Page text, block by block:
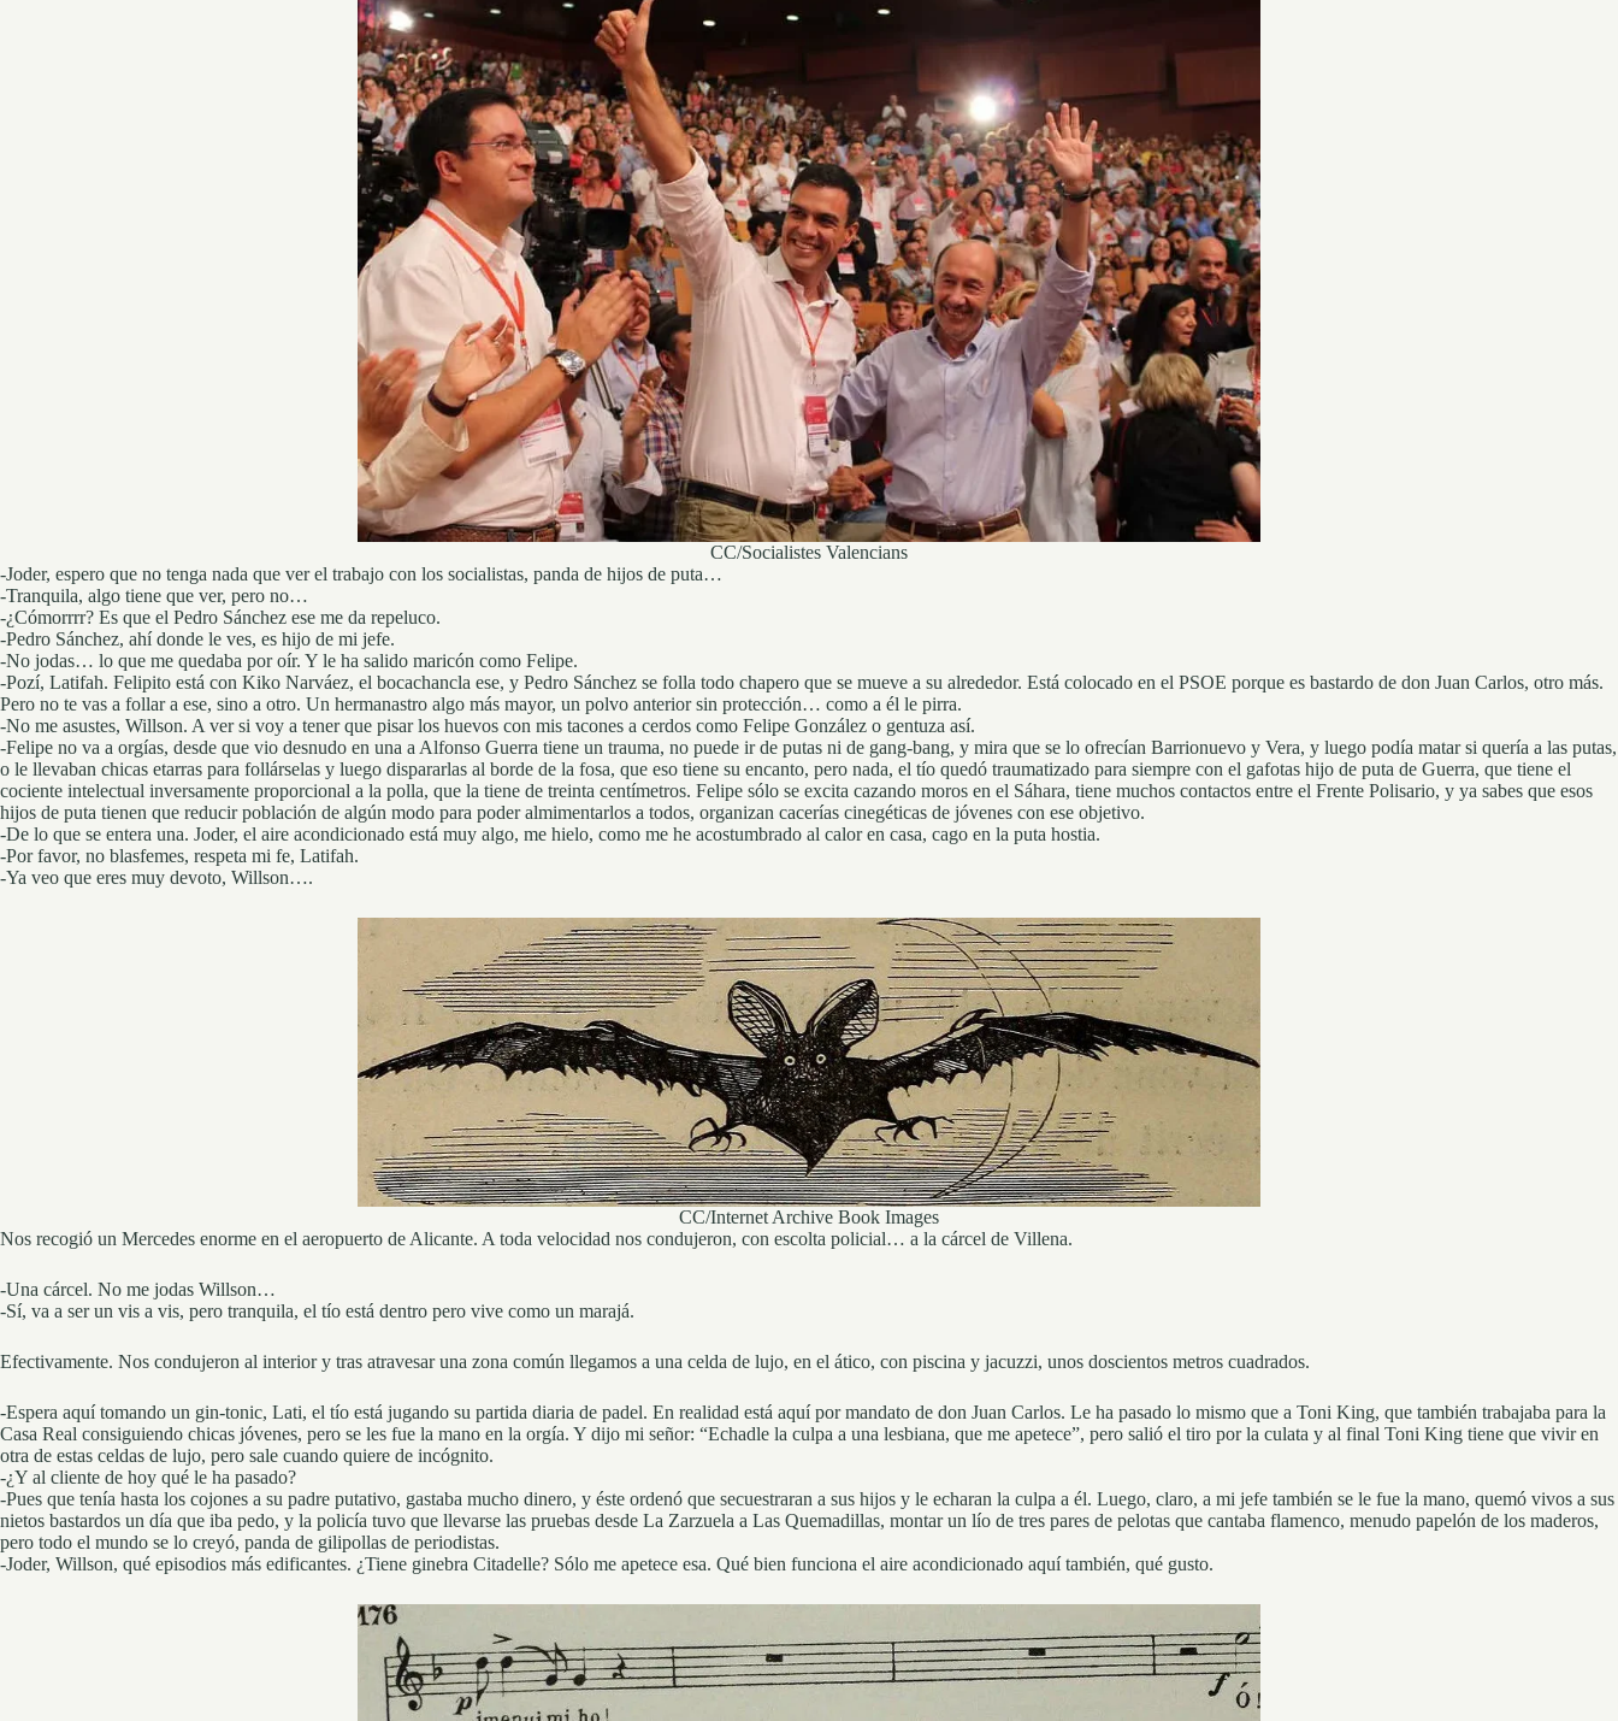
CC/Socialistes Valencians
-Joder, espero que no tenga nada que ver el trabajo con los socialistas, panda de hijos de puta…
-Tranquila, algo tiene que ver, pero no…
-¿Cómorrrr? Es que el Pedro Sánchez ese me da repeluco.
-Pedro Sánchez, ahí donde le ves, es hijo de mi jefe.
-No jodas… lo que me quedaba por oír. Y le ha salido maricón como Felipe.
-Pozí, Latifah. Felipito está con Kiko Narváez, el bocachancla ese, y Pedro Sánchez se folla todo chapero que se mueve a su alrededor. Está colocado en el PSOE porque es bastardo de don Juan Carlos, otro más.
Pero no te vas a follar a ese, sino a otro. Un hermanastro algo más mayor, un polvo anterior sin protección… como a él le pirra.
-No me asustes, Willson. A ver si voy a tener que pisar los huevos con mis tacones a cerdos como Felipe González o gentuza así.
-Felipe no va a orgías, desde que vio desnudo en una a Alfonso Guerra tiene un trauma, no puede ir de putas ni de gang-bang, y mira que se lo ofrecían Barrionuevo y Vera, y luego podía matar si quería a las putas,
o le llevaban chicas etarras para follárselas y luego dispararlas al borde de la fosa, que eso tiene su encanto, pero nada, el tío quedó traumatizado para siempre con el gafotas hijo de puta de Guerra, que tiene el
cociente intelectual inversamente proporcional a la polla, que la tiene de treinta centímetros. Felipe sólo se excita cazando moros en el Sáhara, tiene muchos contactos entre el Frente Polisario, y ya sabes que esos
hijos de puta tienen que reducir población de algún modo para poder almimentarlos a todos, organizan cacerías cinegéticas de jóvenes con ese objetivo.
-De lo que se entera una. Joder, el aire acondicionado está muy algo, me hielo, como me he acostumbrado al calor en casa, cago en la puta hostia.
-Por favor, no blasfemes, respeta mi fe, Latifah.
-Ya veo que eres muy devoto, Willson….
CC/Internet Archive Book Images
Nos recogió un Mercedes enorme en el aeropuerto de Alicante. A toda velocidad nos condujeron, con escolta policial… a la cárcel de Villena.
-Una cárcel. No me jodas Willson…
-Sí, va a ser un vis a vis, pero tranquila, el tío está dentro pero vive como un marajá.
Efectivamente. Nos condujeron al interior y tras atravesar una zona común llegamos a una celda de lujo, en el ático, con piscina y jacuzzi, unos doscientos metros cuadrados.
-Espera aquí tomando un gin-tonic, Lati, el tío está jugando su partida diaria de padel. En realidad está aquí por mandato de don Juan Carlos. Le ha pasado lo mismo que a Toni King, que también trabajaba para la
Casa Real consiguiendo chicas jóvenes, pero se les fue la mano en la orgía. Y dijo mi señor: “Echadle la culpa a una lesbiana, que me apetece”, pero salió el tiro por la culata y al final Toni King tiene que vivir en
otra de estas celdas de lujo, pero sale cuando quiere de incógnito.
-¿Y al cliente de hoy qué le ha pasado?
-Pues que tenía hasta los cojones a su padre putativo, gastaba mucho dinero, y éste ordenó que secuestraran a sus hijos y le echaran la culpa a él. Luego, claro, a mi jefe también se le fue la mano, quemó vivos a sus
nietos bastardos un día que iba pedo, y la policía tuvo que llevarse las pruebas desde La Zarzuela a Las Quemadillas, montar un lío de tres pares de pelotas que cantaba flamenco, menudo papelón de los maderos,
pero todo el mundo se lo creyó, panda de gilipollas de periodistas.
-Joder, Willson, qué episodios más edificantes. ¿Tiene ginebra Citadelle? Sólo me apetece esa. Qué bien funciona el aire acondicionado aquí también, qué gusto.